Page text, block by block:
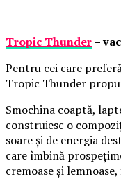
Tropic Thunder–
Pentru cei care
Tropic Thunder
Smochina coaptă,
construiesc o
soare și de energia
care îmbină
cremoase și